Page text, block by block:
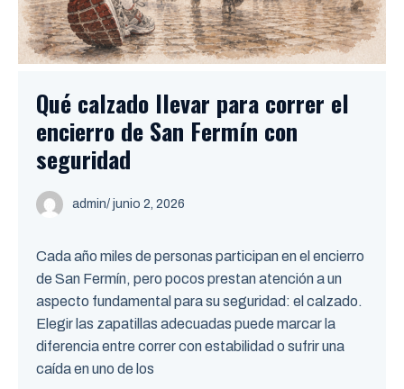
Qué calzado llevar para correr el
encierro de San Fermín con
seguridad
admin/ junio 2, 2026
Cada año miles de personas participan en el encierro
de San Fermín, pero pocos prestan atención a un
aspecto fundamental para su seguridad: el calzado.
Elegir las zapatillas adecuadas puede marcar la
diferencia entre correr con estabilidad o sufrir una
caída en uno de los